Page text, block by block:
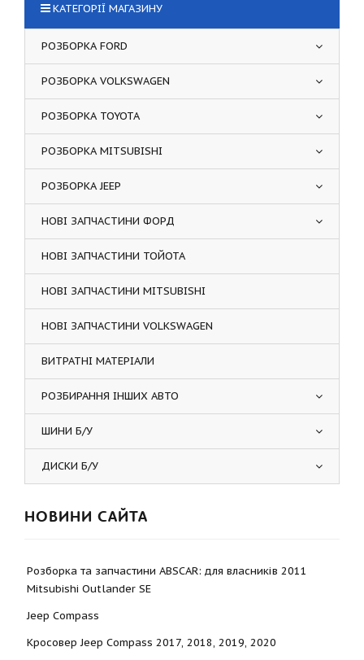
КАТЕГОРІЇ МАГАЗИНУ
РОЗБОРКА FORD
РОЗБОРКА VOLKSWAGEN
РОЗБОРКА TOYOTA
РОЗБОРКА MITSUBISHI
РОЗБОРКА JEEP
НОВІ ЗАПЧАСТИНИ ФОРД
НОВІ ЗАПЧАСТИНИ ТОЙОТА
НОВІ ЗАПЧАСТИНИ MITSUBISHI
НОВІ ЗАПЧАСТИНИ VOLKSWAGEN
ВИТРАТНІ МАТЕРІАЛИ
РОЗБИРАННЯ ІНШИХ АВТО
ШИНИ Б/У
ДИСКИ Б/У
НОВИНИ САЙТА
Розборка та запчастини ABSCAR: для власників 2011
Mitsubishi Outlander SE
Jeep Compass
Кросовер Jeep Compass 2017, 2018, 2019, 2020